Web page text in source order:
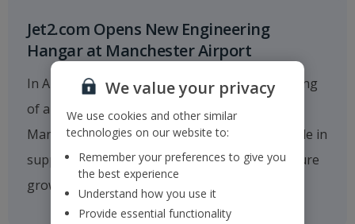
Jet2.com Opens New Engineering
Hangar at Manchester Airport
In August 2025Jet2.comannounced the opening
of a new multi-million-pound hangar at
Manchester Airport, which will play a critical role in
supporting the company's operations and future
growth.
We value your privacy
We use cookies and other similar
technologies on our website to:
Remember your preferences to give you
the best experience
Understand how you use it
Provide essential functionality